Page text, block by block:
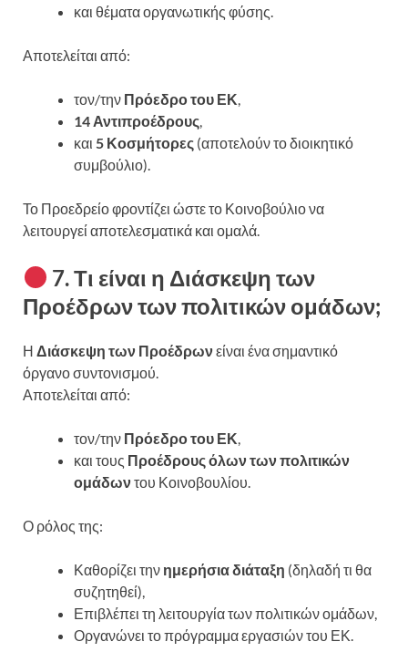
και θέματα οργανωτικής φύσης.
Αποτελείται από:
τον/την Πρόεδρο του ΕΚ,
14 Αντιπροέδρους,
και 5 Κοσμήτορες (αποτελούν το διοικητικό
συμβούλιο).
Το Προεδρείο φροντίζει ώστε το Κοινοβούλιο να
λειτουργεί αποτελεσματικά και ομαλά.
7. Τι είναι η Διάσκεψη των
Προέδρων των πολιτικών ομάδων;
Η Διάσκεψη των Προέδρωνείναι ένα σημαντικό
όργανο συντονισμού.
Αποτελείται από:
τον/την Πρόεδρο του ΕΚ
και τους Προέδρους όλων των πολιτικών
ομάδωντου Κοινοβουλίου.
Ο ρόλος της:
Καθορίζει την ημερήσια διάταξη (δηλαδή τι θα
συζητηθεί),
Επιβλέπει τη λειτουργία των πολιτικών ομάδων,
Οργανώνει το πρόγραμμα εργασιών του ΕΚ.